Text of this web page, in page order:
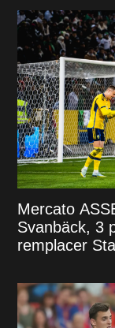
Mercato
Svanbäck, 3
remplacer